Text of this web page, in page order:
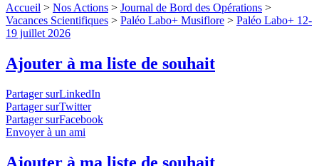
Accueil > Nos Actions > Journal de Bord des Opérations >
Vacances Scientifiques > Paléo Labo+ Musiflore > Paléo Labo+ 12-
19 juillet 2026
Ajouter à ma liste de souhait
Partager surLinkedIn
Partager surTwitter
Partager surFacebook
Envoyer à un ami
Ajouter à ma liste de souhait